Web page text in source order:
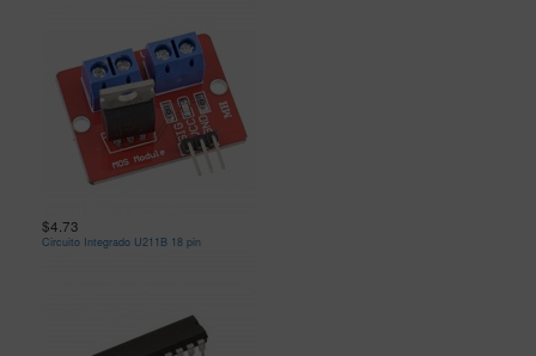
$4.73
Circuito Integrado U211B 18 pin